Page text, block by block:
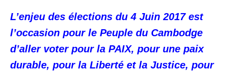
L’enjeu des élections du 4 Juin 2017 est
l’occasion pour le Peuple du Cambodge
d’aller voter pour la PAIX, pour une paix
durable, pour la Liberté et la Justice, pour